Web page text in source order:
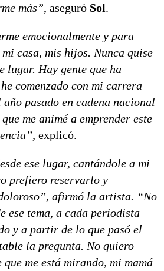
más”, aseguró Sol.
emocionalmente y para
casa, mis hijos. Nunca quise
lugar. Hay gente que ha
comenzado con mi carrera
año pasado en cadena nacional
me animé a emprender este
explicó.
ese lugar, cantándole a mi
prefiero reservarlo y
afirmó la artista. “No
ese tema, a cada periodista
y a partir de lo que pasó el
la pregunta. No quiero
me está mirando, mi mamá